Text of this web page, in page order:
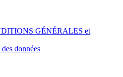
GÉNÉRALES et
données